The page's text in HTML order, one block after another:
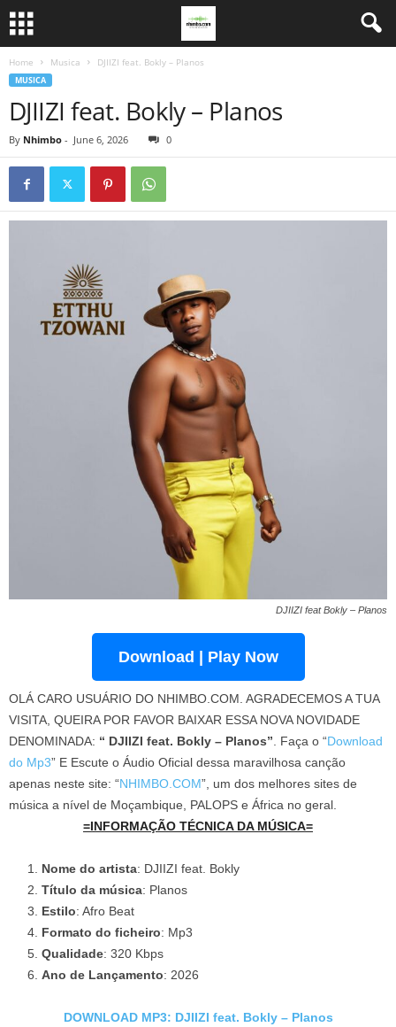
Home Musica DJIIZI feat. Bokly – Planos
MUSICA
DJIIZI feat. Bokly – Planos
By Nhimbo - June 6, 2026 0
DJIIZI feat Bokly – Planos
Download | Play Now
OLÁ CARO USUÁRIO DO NHIMBO.COM. AGRADECEMOS A TUA
VISITA, QUEIRA POR FAVOR BAIXAR ESSA NOVA NOVIDADE
DENOMINADA: “ DJIIZI feat. Bokly – Planos” . Faça o “Download
do Mp3” E Escute o Áudio Oficial dessa maravilhosa canção
apenas neste site: “NHIMBO.COM”, um dos melhores sites de
música a nível de Moçambique, PALOPS e África no geral.
=INFORMAÇÃO TÉCNICA DA MÚSICA=
Nome do artista: DJIIZI feat. Bokly
Título da música: Planos
Estilo: Afro Beat
Formato do ficheiro: Mp3
Qualidade: 320 Kbps
Ano de Lançamento: 2026
DOWNLOAD MP3: DJIIZI feat. Bokly – Planos